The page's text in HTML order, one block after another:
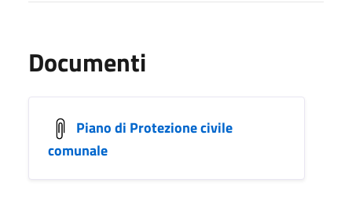
Documenti
Piano di Protezione civile
comunale